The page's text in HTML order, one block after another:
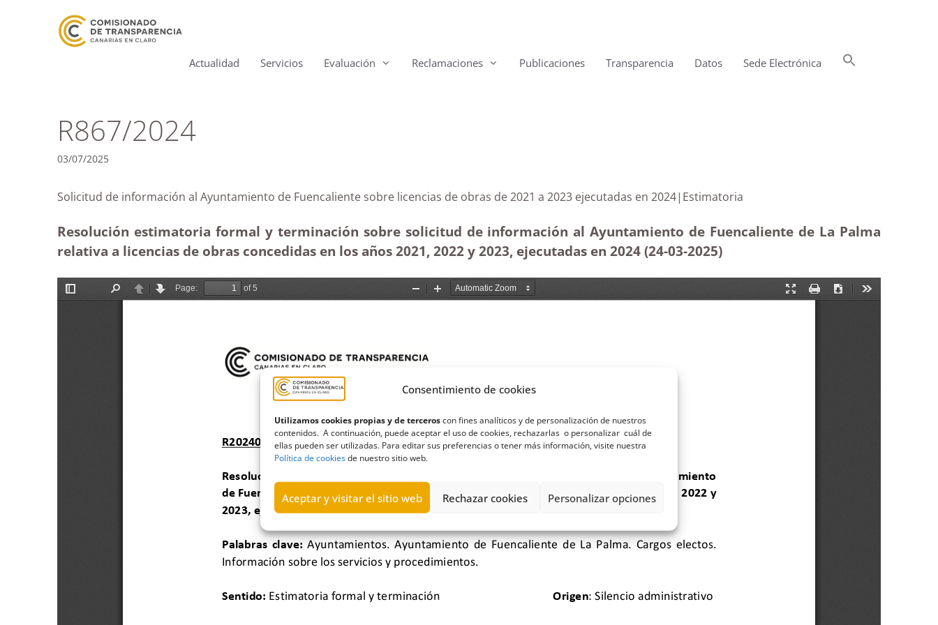
Consentimiento de cookies
Utilizamos cookies propias y de terceroscon fines analíticos y de personalización de nuestros
contenidos. A continuación, puede aceptar el uso de cookies, rechazarlas o personalizar cuál de
ellas pueden ser utilizadas. Para editar sus preferencias o tener más información, visite nuestra
Política de cookiesde nuestro sitio web.
Aceptar y visitar el sitio web Rechazar cookies Personalizar opciones
Actualidad Servicios Evaluación Reclamaciones Publicaciones Transparencia Datos Sede Electrónica
R867/2024
03/07/2025
Solicitud de información al Ayuntamiento de Fuencaliente sobre licencias de obras de 2021 a 2023 ejecutadas en 2024|Estimatoria
Resolución estimatoria formal y terminación sobre solicitud de información al Ayuntamiento de Fuencaliente de La Palma
relativa a licencias de obras concedidas en los años 2021, 2022 y 2023, ejecutadas en 2024 (24-03-2025)